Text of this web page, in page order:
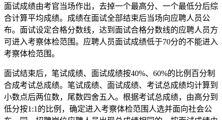
面试成绩由考官当场作出，去掉一个最高分、一个最低分后综
合计算平均成绩。成绩在面试全部结束后当场向应聘人员公
布。面试设定合格分数线，达到面试合格分数线的应聘人员方
可进入考察体检范围。应聘人员面试成绩低于70分的不能进入
考察体检范围。
面试结束后，笔试成绩、面试成绩按40%、60%的比例百分制
合成考试总成绩。笔试成绩、面试成绩、考试总成绩均计算到
小数点后两位数，尾数四舍五入。根据考试总成绩，由高分到
低分按1:1的比例，确定进入考察体检范围人选并面向社会公